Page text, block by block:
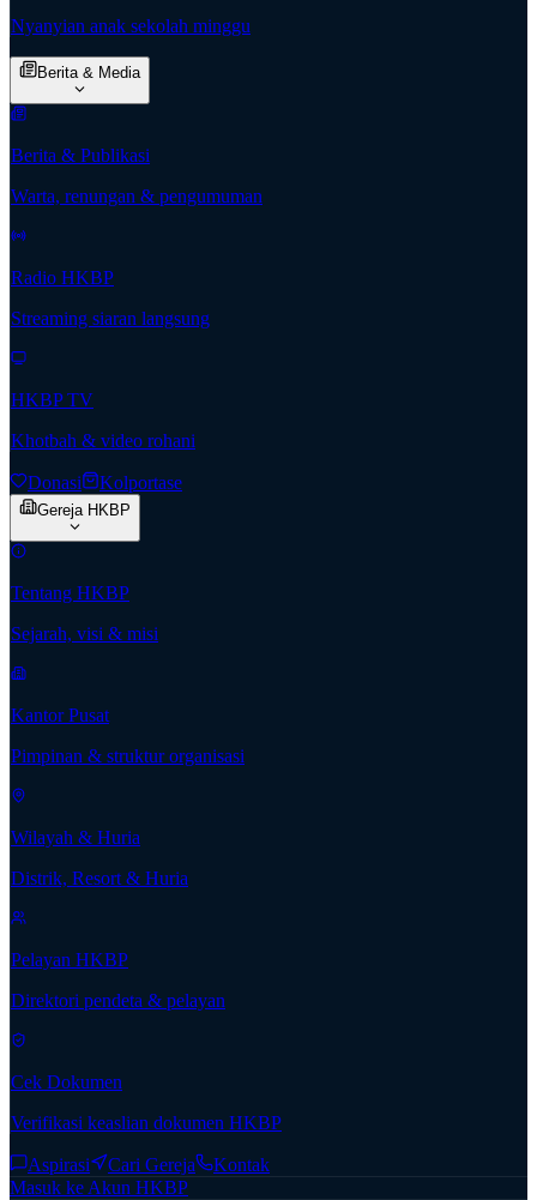
Nyanyian anak sekolah minggu
Berita & Media
Berita & Publikasi
Warta, renungan & pengumuman
Radio HKBP
Streaming siaran langsung
HKBP TV
Khotbah & video rohani
Donasi Kolportase
Gereja HKBP
Tentang HKBP
Sejarah, visi & misi
Kantor Pusat
Pimpinan & struktur organisasi
Wilayah & Huria
Distrik, Resort & Huria
Pelayan HKBP
Direktori pendeta & pelayan
Cek Dokumen
Verifikasi keaslian dokumen HKBP
Aspirasi Cari Gereja
Kontak
Masuk ke Akun HKBP